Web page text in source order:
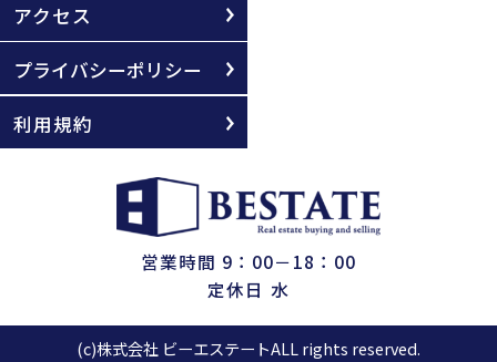
アクセス
プライバシーポリシー
利用規約
営業時間 9：00－18：00
定休日 水
(c)株式会社 ビーエステートALL rights reserved.